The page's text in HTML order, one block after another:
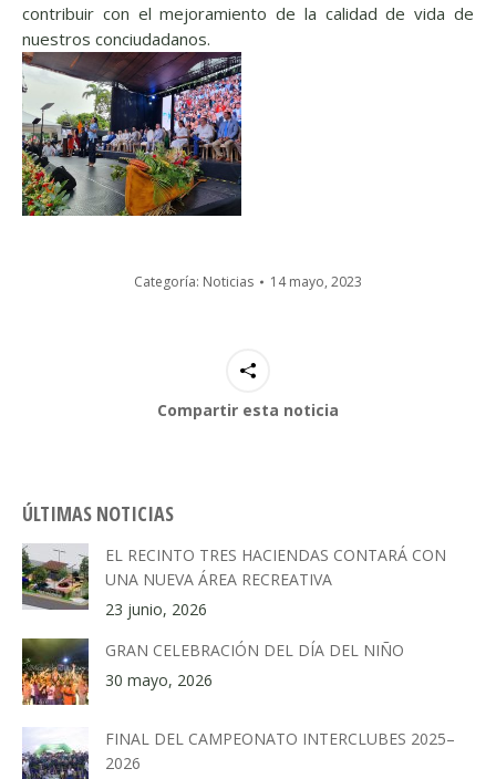
contribuir con el mejoramiento de la calidad de vida de
nuestros conciudadanos.
Categoría: Noticias 14 mayo, 2023
Compartir esta noticia
ÚLTIMAS NOTICIAS
EL RECINTO TRES HACIENDAS CONTARÁ CON
UNA NUEVA ÁREA RECREATIVA
23 junio, 2026
GRAN CELEBRACIÓN DEL DÍA DEL NIÑO
30 mayo, 2026
FINAL DEL CAMPEONATO INTERCLUBES 2025–
2026